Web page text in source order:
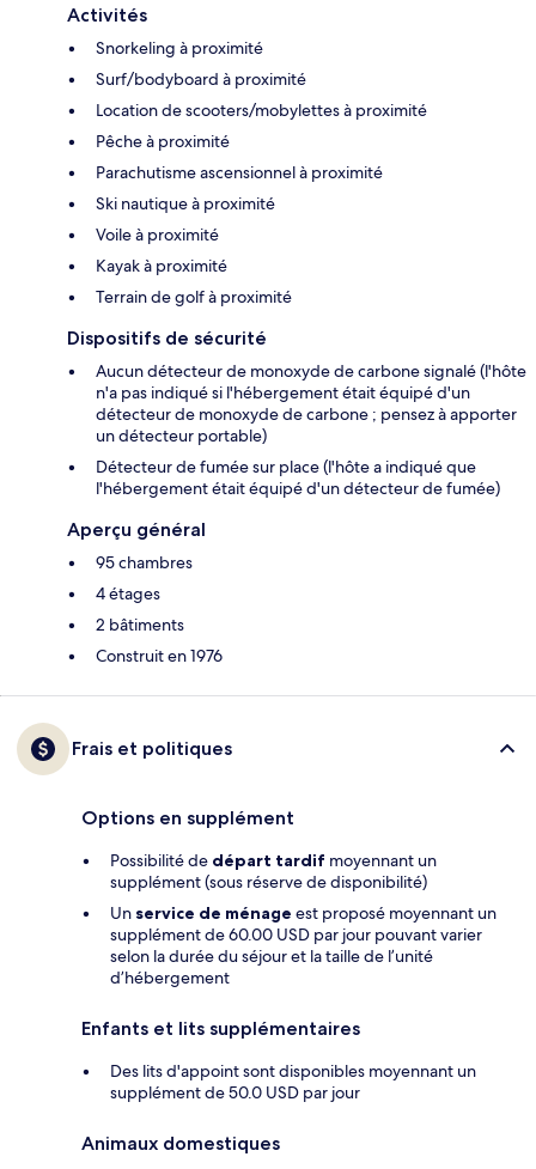
Activités
Snorkeling à proximité
Surf/bodyboard à proximité
Location de scooters/mobylettes à proximité
Pêche à proximité
Parachutisme ascensionnel à proximité
Ski nautique à proximité
Voile à proximité
Kayak à proximité
Terrain de golf à proximité
Dispositifs de sécurité
Aucun détecteur de monoxyde de carbone signalé (l'hôte
n'a pas indiqué si l'hébergement était équipé d'un
détecteur de monoxyde de carbone ; pensez à apporter
un détecteur portable)
Détecteur de fumée sur place (l'hôte a indiqué que
l'hébergement était équipé d'un détecteur de fumée)
Aperçu général
95 chambres
4 étages
2 bâtiments
Construit en 1976
Frais et politiques
Options en supplément
Possibilité de départ tardif moyennant un
supplément (sous réserve de disponibilité)
Un service de ménage est proposé moyennant un
supplément de 60.00 USD par jour pouvant varier
selon la durée du séjour et la taille de l’unité
d’hébergement
Enfants et lits supplémentaires
Des lits d'appoint sont disponibles moyennant un
supplément de 50.0 USD par jour
Animaux domestiques